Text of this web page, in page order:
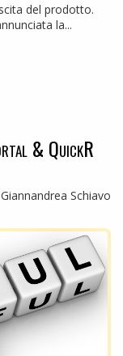
del prodotto.
la...
& QuickR
Schiavo